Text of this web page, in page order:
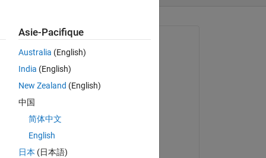
masoud jiryaei
le 7 Mai 2019
le 10 Mai 2019
Acceptée :
Asie-Pacifique
Australia (English)
India (English)
New Zealand (English)
中国
简体中文
English
日本 (日本語)